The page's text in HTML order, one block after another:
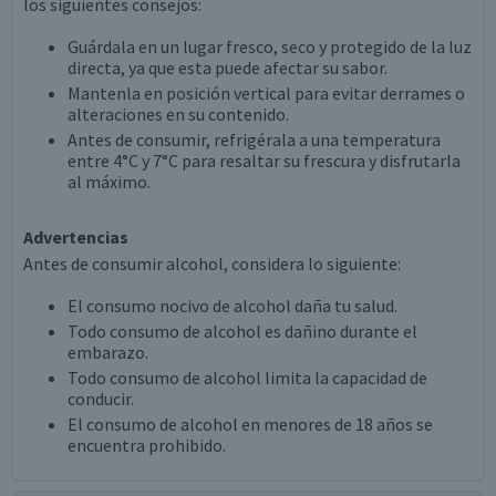
los siguientes consejos:
Guárdala en un lugar fresco, seco y protegido de la luz
directa, ya que esta puede afectar su sabor.
Mantenla en posición vertical para evitar derrames o
alteraciones en su contenido.
Antes de consumir, refrigérala a una temperatura
entre 4°C y 7°C para resaltar su frescura y disfrutarla
al máximo.
Advertencias
Antes de consumir alcohol, considera lo siguiente:
El consumo nocivo de alcohol daña tu salud.
Todo consumo de alcohol es dañino durante el
embarazo.
Todo consumo de alcohol limita la capacidad de
conducir.
El consumo de alcohol en menores de 18 años se
encuentra prohibido.